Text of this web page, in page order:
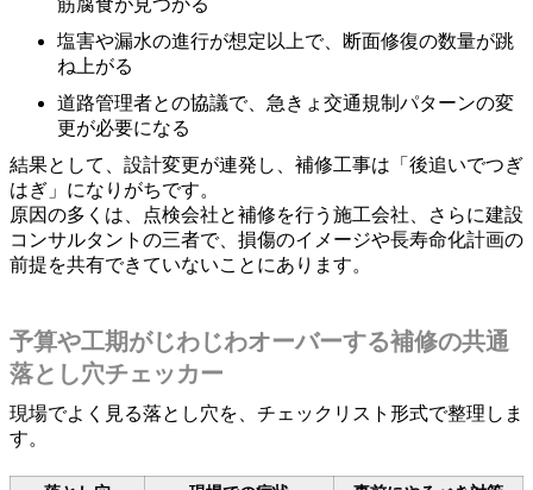
塩害や漏水の進行が想定以上で、断面修復の数量が跳
ね上がる
道路管理者との協議で、急きょ交通規制パターンの変
更が必要になる
結果として、設計変更が連発し、補修工事は「後追いでつぎ
はぎ」になりがちです。
原因の多くは、点検会社と補修を行う施工会社、さらに建設
コンサルタントの三者で、損傷のイメージや長寿命化計画の
前提を共有できていないことにあります。
予算や工期がじわじわオーバーする補修の共通
落とし穴チェッカー
現場でよく見る落とし穴を、チェックリスト形式で整理しま
す。